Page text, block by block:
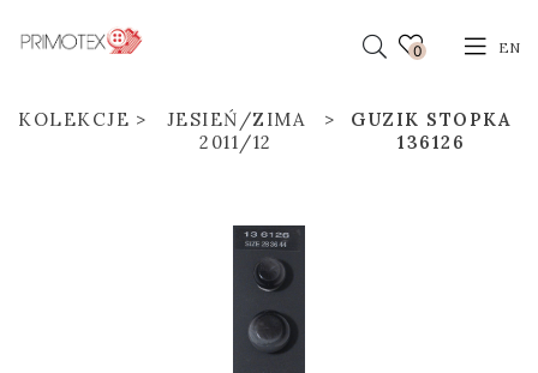
0 EN
KOLEKCJE
JESIEŃ/ZIMA
2011/12
GUZIK STOPKA
136126